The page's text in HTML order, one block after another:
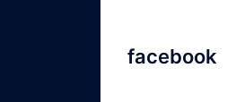
facebook